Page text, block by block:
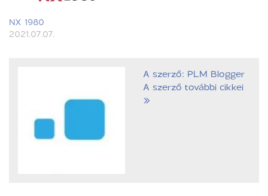
NX 1980
2021.07.07.
A szerző: PLM Blogger
A szerző további cikkei
»